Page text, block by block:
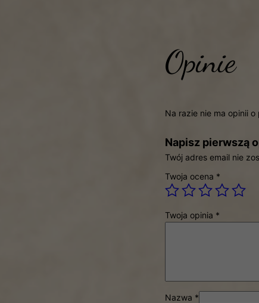
Opinie
Na razie nie ma opinii o
Napisz pierwszą
Twój adres email nie
Twoja ocena *
Twoja opinia *
Nazwa *